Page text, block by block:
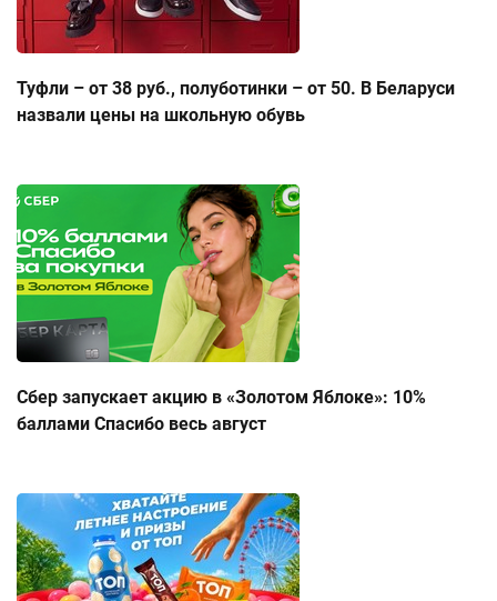
Туфли – от 38 руб., полуботинки – от 50. В Беларуси
назвали цены на школьную обувь
Сбер запускает акцию в «Золотом Яблоке»: 10%
баллами Спасибо весь август